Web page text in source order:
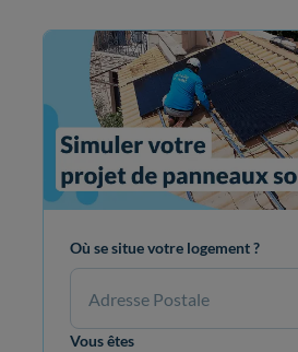
Où se situe votre logement ?
Vous êtes